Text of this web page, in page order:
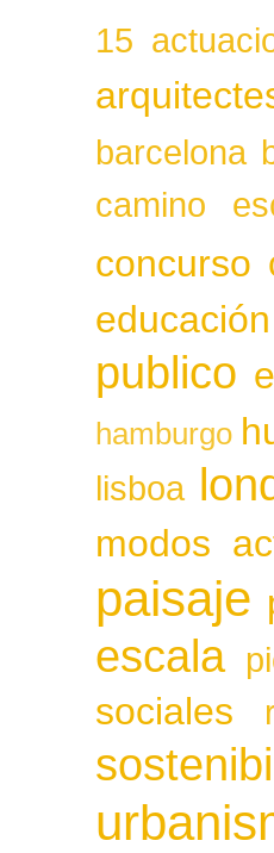
15
barcelona
camino
concurso
educación
publico
hamburgo
lisboa
modos
paisaje
escala
sociales